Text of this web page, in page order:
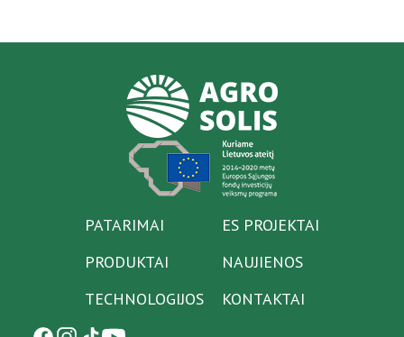
PATARIMAI
PRODUKTAI
TECHNOLOGIJOS
ES PROJEKTAI
NAUJIENOS
KONTAKTAI